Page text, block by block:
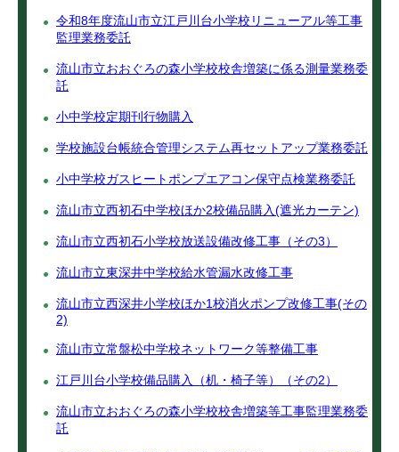
令和8年度流山市立江戸川台小学校リニューアル等工事
監理業務委託
流山市立おおぐろの森小学校校舎増築に係る測量業務委
託
小中学校定期刊行物購入
学校施設台帳統合管理システム再セットアップ業務委託
小中学校ガスヒートポンプエアコン保守点検業務委託
流山市立西初石中学校ほか2校備品購入(遮光カーテン)
流山市立西初石小学校放送設備改修工事（その3）
流山市立東深井中学校給水管漏水改修工事
流山市立西深井小学校ほか1校消火ポンプ改修工事(その
2)
流山市立常盤松中学校ネットワーク等整備工事
江戸川台小学校備品購入（机・椅子等）（その2）
流山市立おおぐろの森小学校校舎増築等工事監理業務委
託